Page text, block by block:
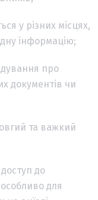
у різних місцях,
інформацію;
про
документів чи
та важкий
до
для